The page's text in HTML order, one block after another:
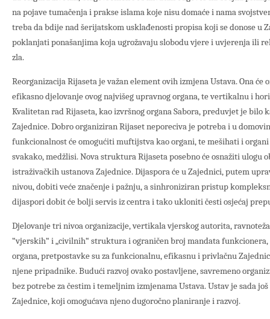
na pojave tumačenja i prakse islama koje nisu domaće i nama
treba da bdije nad šerijatskom usklađenosti propisa koji se donose u
poklanjati ponašanjima koja ugrožavaju slobodu vjere i uvjerenja ili
zla.
Reorganizacija Rijaseta je važan element ovih izmjena Ustava. Ona
efikasno djelovanje ovog najvišeg upravnog organa, te vertikalnu i
Kvalitetan rad Rijaseta, kao izvršnog organa Sabora, preduvjet je bilo
Zajednice. Dobro organiziran Rijaset neporeciva je potreba i u
funkcionalnost će omogućiti muftijstva kao organi, te mešihati i
svakako, medžlisi. Nova struktura Rijaseta posebno će osnažiti ulogu
istraživačkih ustanova Zajednice. Dijaspora će u Zajednici, putem
nivou, dobiti veće značenje i pažnju, a sinhroniziran pristup
dijaspori dobit će bolji servis iz centra i tako ukloniti česti osjećaj
Djelovanje tri nivoa organizacije, vertikala vjerskog autorita,
“vjerskih“ i „civilnih“ struktura i ograničen broj mandata
organa, pretpostavke su za funkcionalnu, efikasnu i privlačnu
njene pripadnike. Budući razvoj ovako postavljene, savremeno
bez potrebe za čestim i temeljnim izmjenama Ustava. Ustav je sada
Zajednice, koji omogućava njeno dugoročno planiranje i razvoj.